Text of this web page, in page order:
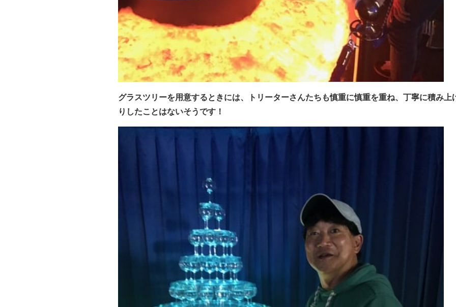
グラスツリーを用意するときには、トリーターさんたちも慎重に慎重を重ね、丁寧に積み
りしたことはないそうです！